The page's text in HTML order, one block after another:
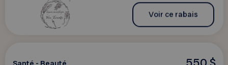
Voir ce rabais